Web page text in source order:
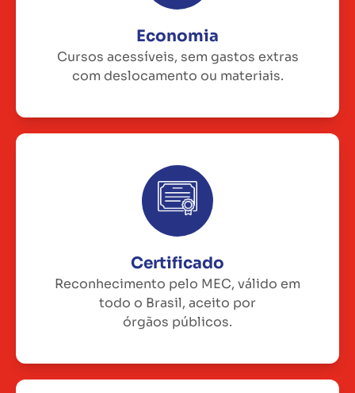
Economia
Cursos acessíveis, sem gastos extras
com deslocamento ou materiais.
Certificado
Reconhecimento pelo MEC, válido em
todo o Brasil, aceito por
órgãos públicos.